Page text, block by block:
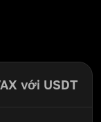
với USDT